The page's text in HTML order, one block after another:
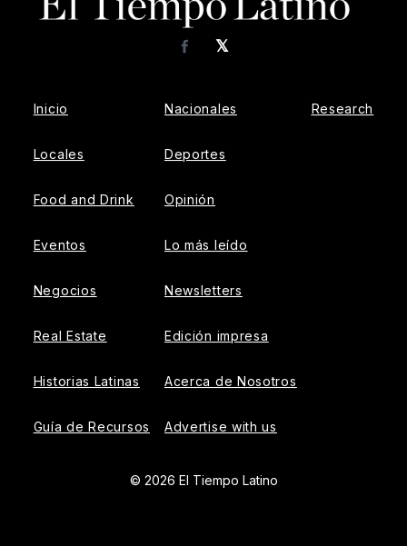
𝕏
Facebook
Inicio
Locales
Food and Drink
Eventos
Negocios
Real Estate
Historias Latinas
Guía de Recursos
Nacionales
Deportes
Opinión
Lo más leído
Newsletters
Edición impresa
Acerca de Nosotros
Advertise with us
Research
© 2026 El Tiempo Latino